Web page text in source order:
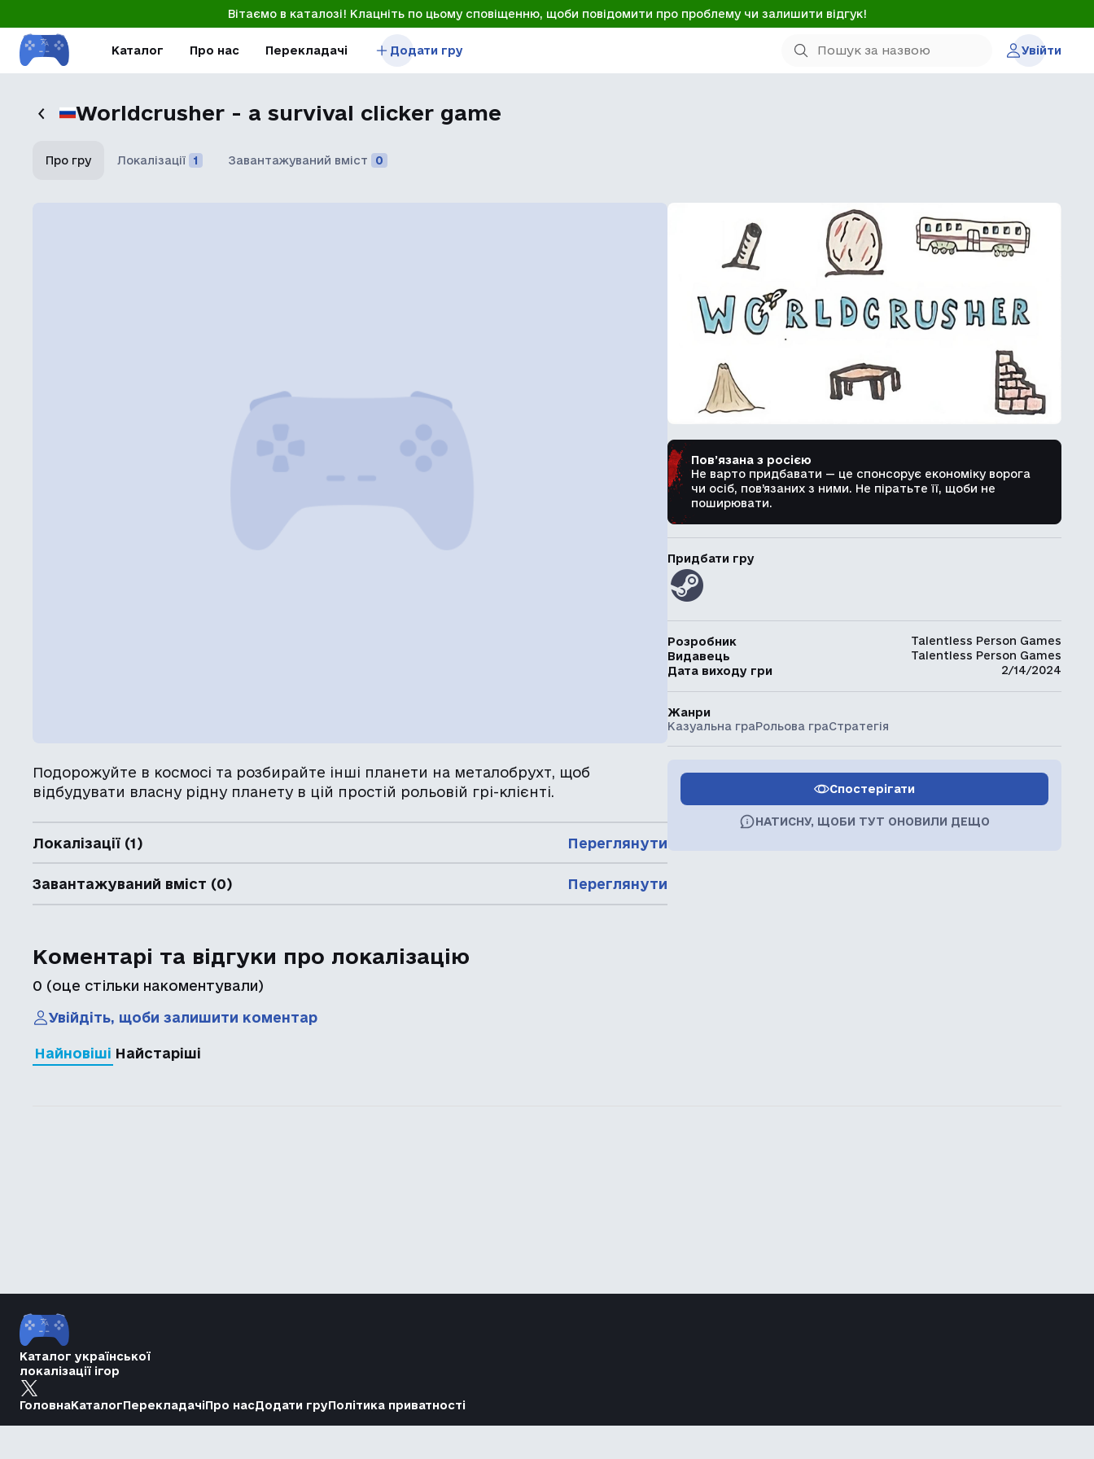
Вітаємо в каталозі! Клацніть по цьому сповіщенню, щоби повідомити про проблему чи залишити відгук!
Каталог Про нас Перекладачі Додати гру Увійти
Worldcrusher - a survival clicker game
Про гру Локалізації 1 Завантажуваний вміст 0
Подорожуйте в космосі та розбирайте інші планети на металобрухт, щоб
відбудувати власну рідну планету в цій простій рольовій грі-клієнті.
Локалізації (1) Переглянути
Завантажуваний вміст (0) Переглянути
Коментарі та відгуки про локалізацію
0 (оце стільки накоментували)
Увійдіть, щоби залишити коментар
Найновіші Найстаріші
Пов’язана з росією
Не варто придбавати — це спонсорує економіку ворога
чи осіб, пов’язаних з ними. Не піратьте її, щоби не
поширювати.
Придбати гру
Розробник
Talentless Person Games
Видавець
Talentless Person Games
Дата виходу гри
2/14/2024
Жанри
Казуальна граРольова граСтратегія
Спостерігати
НАТИСНУ, ЩОБИ ТУТ ОНОВИЛИ ДЕЩО
Каталог української
локалізації ігор
ГоловнаКаталогПерекладачіПро насДодати груПолітика приватності